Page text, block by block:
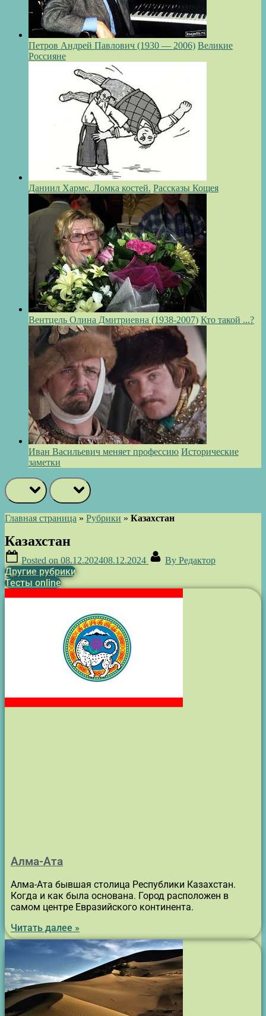
Петров Андрей Павлович (1930 — 2006) Великие
Россияне
Даниил Хармс. Ломка костей. Рассказы Кощея
Вентцель Олина Дмитриевна (1938-2007) Кто такой ...?
Иван Васильевич меняет профессию Исторические
заметки
Главная страница » Рубрики » Казахстан
Казахстан
Posted on 08.12.202408.12.2024 By Редактор
Другие рубрики
Тесты online
Алма-Ата
Алма-Ата бывшая столица Республики Казахстан.
Когда и как была основана. Город расположен в
самом центре Евразийского континента.
Читать далее »